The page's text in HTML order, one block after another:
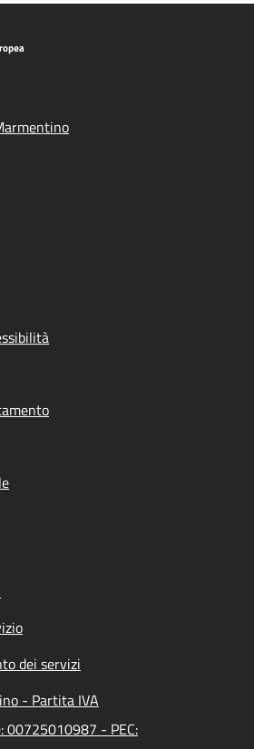
dei servizi
- Partita IVA
00725010987 - PEC: